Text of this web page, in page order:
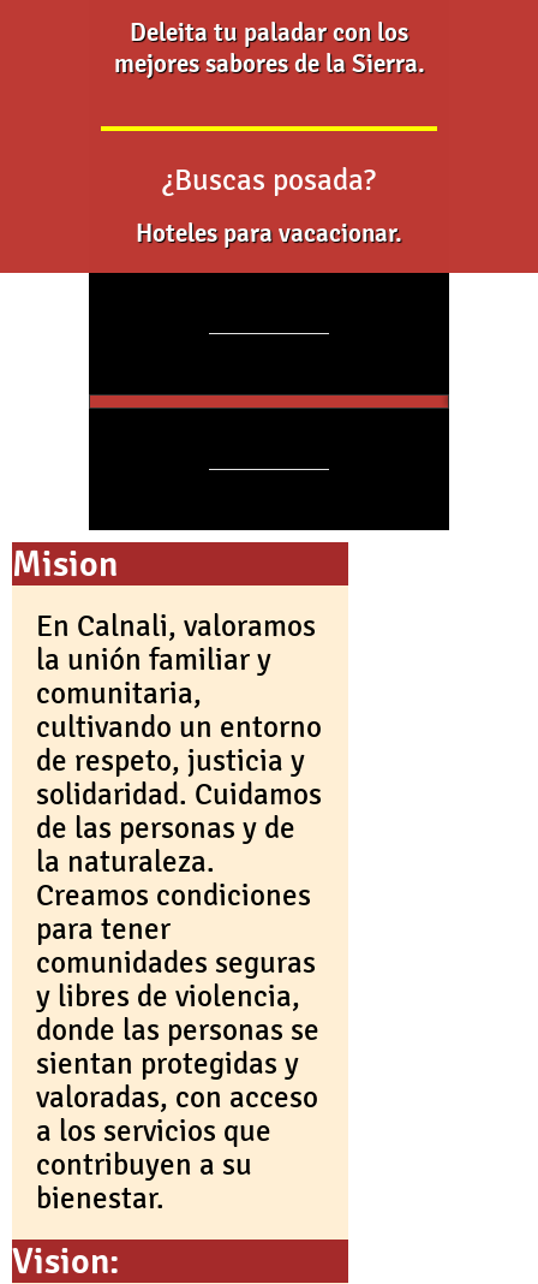
Deleita tu paladar con los
mejores sabores de la Sierra.
¿Buscas posada?
Hoteles para vacacionar.
INVITACION 1 INFORME DE
Mision
En Calnali, valoramos
la unión familiar y
comunitaria,
cultivando un entorno
de respeto, justicia y
solidaridad. Cuidamos
de las personas y de
la naturaleza.
Creamos condiciones
para tener
comunidades seguras
y libres de violencia,
donde las personas se
sientan protegidas y
valoradas, con acceso
a los servicios que
contribuyen a su
bienestar.
Vision: